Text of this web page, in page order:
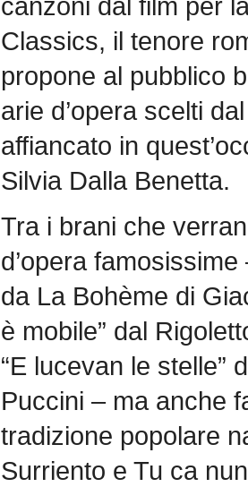
canzoni dal film per
Classics, il tenore
propone al pubblico
arie d’opera scelti
affiancato in
Silvia Dalla Benetta.
Tra i brani che
d’opera
da La Bohème di
è mobile” dal
“E lucevan le stelle”
Puccini – ma anche
tradizione popolare
Surriento e Tu ca